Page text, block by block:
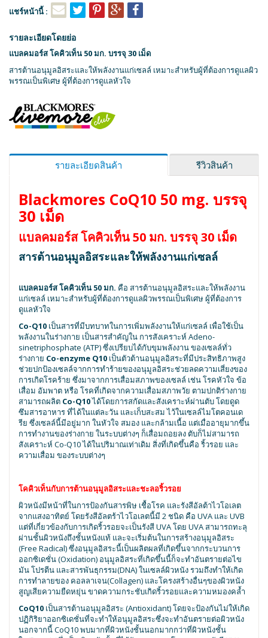
แชร์หน้านี้ :
รายละเอียดโดยย่อ
แบลคมอร์ส โคคิวเท็น 50 มก. บรรจุ 30 เม็ด
สารต้านอนุมูลอิสระและให้พลังงานแก่เซลล์ เหมาะสำหรับผู้ที่ต้องการดูแลผิว
พรรณเป็นพิเศษ ผู้ที่ต้องการดูแลหัวใจ
รายละเอียดสินค้า รีวิวสินค้า
Blackmores CoQ10 50 mg. บรรจุ
30 เม็ด
แบลคมอร์ส โคคิวเท็น 50 มก. บรรจุ 30 เม็ด
สารต้านอนุมูลอิสระและให้พลังงานแก่เซลล์
แบลคมอร์ส โคคิวเท็น 50 มก. คือ สารต้านอนุมูลอิสระและให้พลังงาน
แก่เซลล์ เหมาะสำหรับผู้ที่ต้องการดูแลผิวพรรณเป็นพิเศษ ผู้ที่ต้องการ
ดูแลหัวใจ
Co-Q10 เป็นสารที่มีบทบาทในการเพิ่มพลังงานให้แก่เซลล์ เพื่อใช้เป็น
พลังงานในร่างกาย เป็นสารสำคัญใน การสังเคราะห์ Adeno-
sinetriphosphate (ATP) ซึ่งเปรียบได้กับขุมพลังงาน ของเซลล์ทั่ว
ร่างกาย Co-enzyme Q10 เป็นตัวต้านอนุมูลอิสระที่มีประสิทธิภาพสูง
ช่วยปกป้องเซลล์จากการทำร้ายของอนุมูลอิสระช่วยลดความเสี่ยงของ
การเกิดโรคร้าย ซึ่งมาจากการเสื่อมสภาพของเซลล์ เช่น โรคหัวใจ ข้อ
เสื่อม อัมพาต หรือ โรคที่เกิดจากความเสื่อมสภาพวัย ตามปกติร่างกาย
สามารถผลิต Co-Q10ได้โดยการสกัดและสังเคราะห์ผ่านตับ โดยดูด
ซึมสารอาหาร ที่ได้ในแต่ละวัน และเก็บสะสม ไว้ในเซลล์ไมโตคอนเด
รีย ซึ่งเซลล์นี้มีอยู่มาก ในหัวใจ สมอง และกล้ามเนื้อ แต่เมื่ออายุมากขึ้น
การทำงานของร่างกาย ในระบบต่างๆ ก็เสื่อมถอยลง ตับก็ไม่สามารถ
สังเคราะห์ Co-Q10 ได้ในปริมาณเท่าเดิม สิ่งที่เกิดขึ้นคือ ริ้วรอย และ
ความเสื่อม ของระบบต่างๆ
โคคิวเท็นกับการต้านอนุมูลอิสระและชะลอริ้วรอย
ผิวหนังมีหน้าที่ในการป้องกันสารพิษ เชื้อโรค และรังสีอัลต้าไวโอเลต
จากแสงอาทิตย์ โดยรังสีอัลตร้าไวโอเลตนี้มี 2 ชนิด คือ UVA และ UVB
แต่ที่เกี่ยวข้องกับการเกิดริ้วรอยจะเป็นรังสี UVA โดย UVA สามารถทะลุ
ผ่านชั้นผิวหนังถึงชั้นหนังแท้ และจะเริ่มต้นในการสร้างอนุมูลอิสระ
(Free Radical) ซึ่งอนุมูลอิสระนี้เป็นผลิตผลที่เกิดขึ้นจากกระบวนการ
ออกซิเดชั่น (Oxidation) อนุมูลอิสระที่เกิดขึ้นนี้ก็จะทำอันตรายต่อไข
มัน โปรตีน และสารพันธุกรรม(DNA) ในเซลล์ผิวหนัง รวมถึงทำให้เกิด
การทำลายของ คอลลาเจน(Collagen) และโครงสร้างอื่นๆของผิวหนัง
สูญเสียความยืดหยุ่น ขาดความกระชับเกิดริ้วรอยและความหมองคล้ำ
CoQ10 เป็นสารต้านอนุมูลอิสระ (Antioxidant) โดยจะป้องกันไม่ให้เกิด
ปฏิกิริยาออกซิเดชั่นที่จะทำให้อนุมูลอิสระซึ่งจะทำอันตรายต่อผิวหนัง
นอกจากนี้ CoQ10 พบมากที่ผิวหนังชั้นนอกมากกว่าที่ผิวหนังชั้น